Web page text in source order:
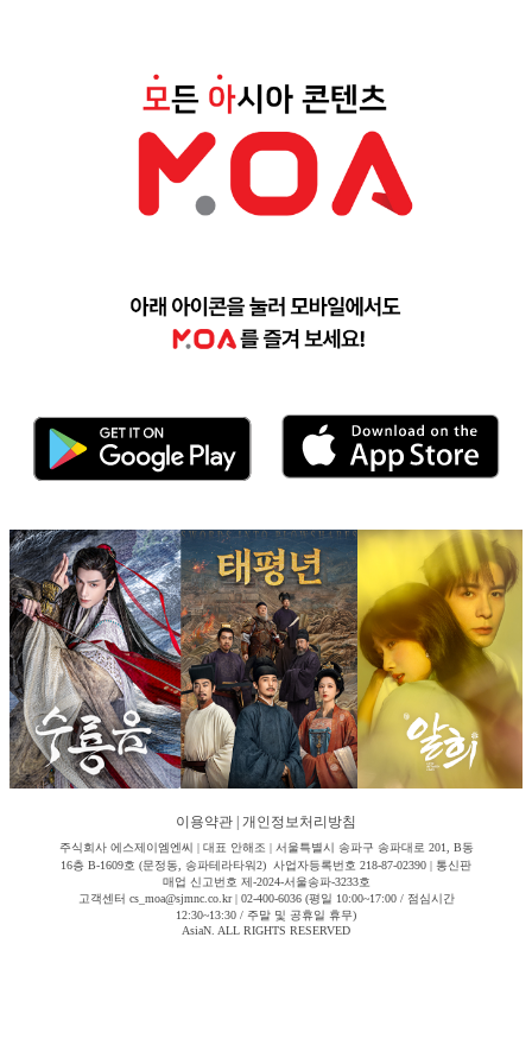
이용약관 개인정보처리방침
주식회사 에스제이엠엔씨 | 대표 안해조 | 서울특별시 송파구 송파대로 201, B동
16층 B-1609호 (문정동, 송파테라타워2) 사업자등록번호 218-87-02390 | 통신판
매업 신고번호 제-2024-서울송파-3233호
고객센터 cs_moa@sjmnc.co.kr | 02-400-6036 (평일 10:00~17:00 / 점심시간
12:30~13:30 / 주말 및 공휴일 휴무)
AsiaN. ALL RIGHTS RESERVED